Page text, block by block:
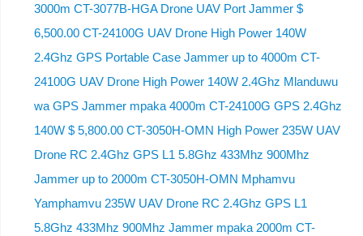
3000m CT-3077B-HGA Drone UAV Port Jammer $
6,500.00 CT-24100G UAV Drone High Power 140W
2.4Ghz GPS Portable Case Jammer up to 4000m CT-
24100G UAV Drone High Power 140W 2.4Ghz Mlanduwu
wa GPS Jammer mpaka 4000m CT-24100G GPS 2.4Ghz
140W $ 5,800.00 CT-3050H-OMN High Power 235W UAV
Drone RC 2.4Ghz GPS L1 5.8Ghz 433Mhz 900Mhz
Jammer up to 2000m CT-3050H-OMN Mphamvu
Yamphamvu 235W UAV Drone RC 2.4Ghz GPS L1
5.8Ghz 433Mhz 900Mhz Jammer mpaka 2000m CT-